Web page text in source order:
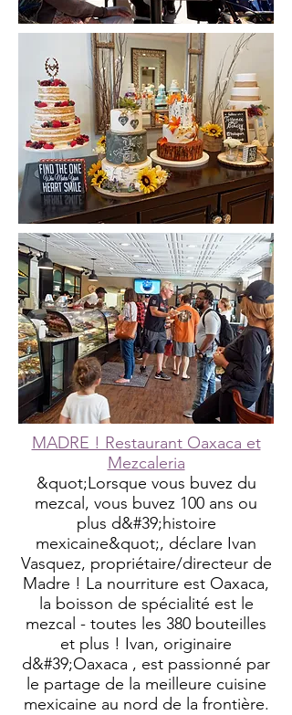
MADRE ! Restaurant Oaxaca et
Mezcaleria
&quot;Lorsque vous buvez du
mezcal, vous buvez 100 ans ou
plus d&#39;histoire
mexicaine&quot;, déclare Ivan
Vasquez, propriétaire/directeur de
Madre ! La nourriture est Oaxaca,
la boisson de spécialité est le
mezcal - toutes les 380 bouteilles
et plus ! Ivan, originaire
d&#39;Oaxaca , est passionné par
le partage de la meilleure cuisine
mexicaine au nord de la frontière.